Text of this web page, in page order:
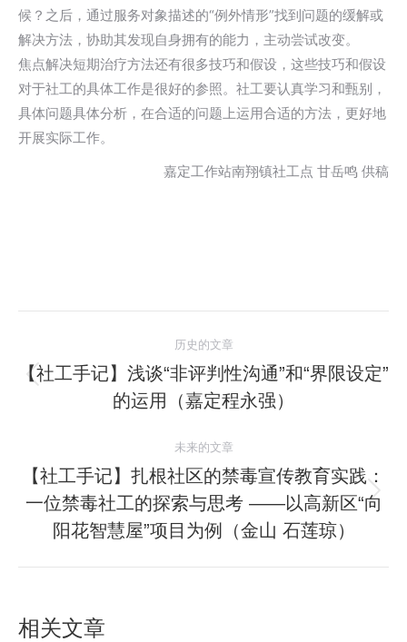
候？之后，通过服务对象描述的“例外情形”找到问题的缓解或
解决方法，协助其发现自身拥有的能力，主动尝试改变。
焦点解决短期治疗方法还有很多技巧和假设，这些技巧和假设
对于社工的具体工作是很好的参照。社工要认真学习和甄别，
具体问题具体分析，在合适的问题上运用合适的方法，更好地
开展实际工作。
嘉定工作站南翔镇社工点 甘岳鸣 供稿
章
历史的文章
历
史
章：
【社工手记】浅谈“非评判性沟通”和“界限设定”
的运用（嘉定程永强）
未来的文章
未
来
【社工手记】扎根社区的禁毒宣传教育实践：
一位禁毒社工的探索与思考 ——以高新区“向
阳花智慧屋”项目为例（金山 石莲琼）
相关文章